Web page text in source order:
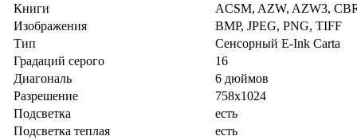
Книги
ACSM, AZW, AZW3,
Изображения
BMP, JPEG, PNG, TIFF
Тип
Сенсорный E-Ink Carta
Градаций серого
16
Диагональ
6 дюймов
Разрешение
758x1024
Подсветка
есть
Подсветка теплая
есть